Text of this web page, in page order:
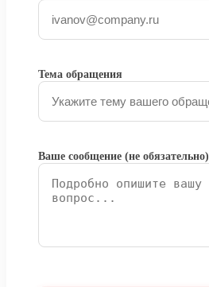
Тема обращения
Ваше сообщение (не обязательно)